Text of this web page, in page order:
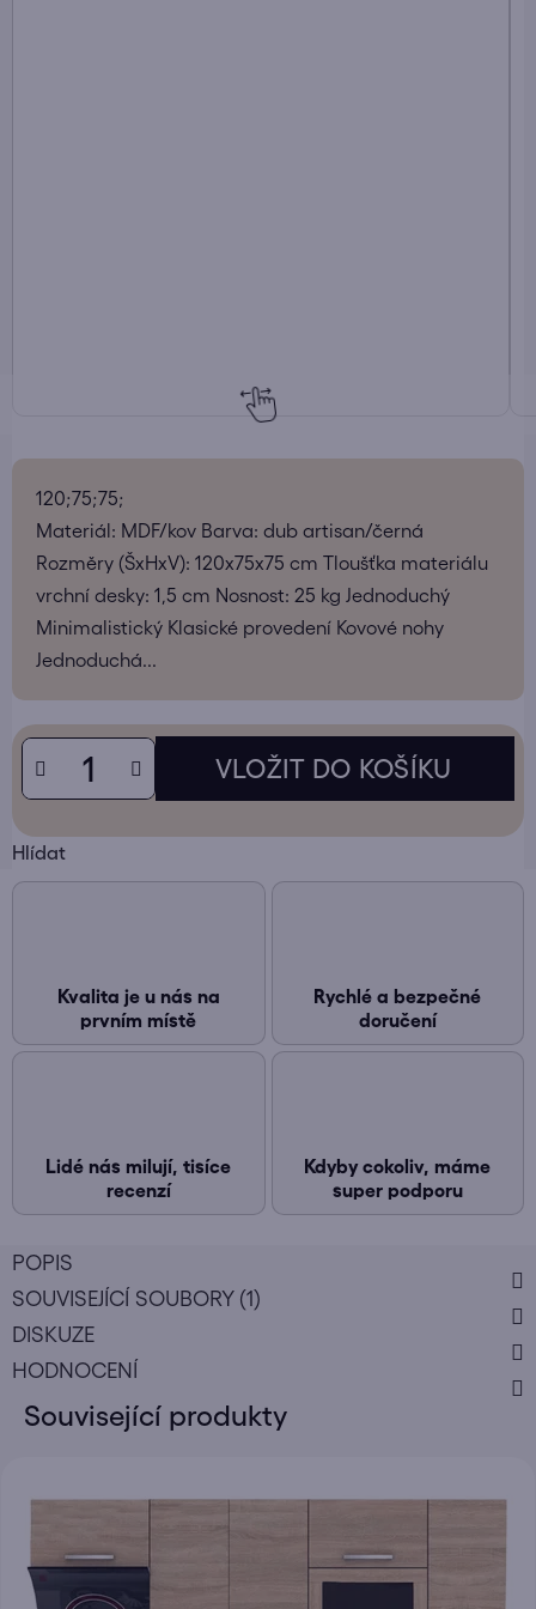
120;75;75;
Materiál: MDF/kov Barva: dub artisan/černá
Rozměry (ŠxHxV): 120x75x75 cm Tloušťka materiálu
vrchní desky: 1,5 cm Nosnost: 25 kg Jednoduchý
Minimalistický Klasické provedení Kovové nohy
Jednoduchá...
Hlídat
Kvalita je u nás na
prvním místě
Rychlé a bezpečné
doručení
Lidé nás milují, tisíce
recenzí
Kdyby cokoliv, máme
super podporu
POPIS
SOUVISEJÍCÍ SOUBORY (1)
DISKUZE
HODNOCENÍ
Související produkty